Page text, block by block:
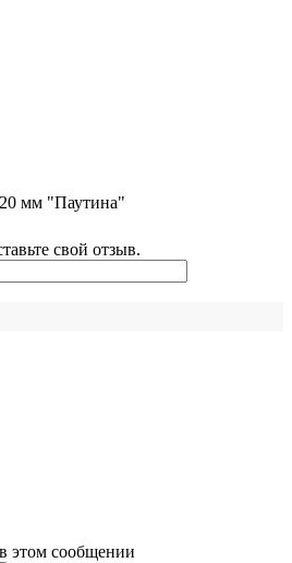
мм "Паутина"
свой отзыв.
этом сообщении